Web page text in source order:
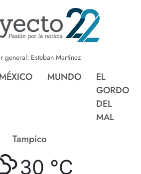
general: Esteban Martínez
MUNDO
EL
GORDO
DEL
MAL
Tampico
30 °C